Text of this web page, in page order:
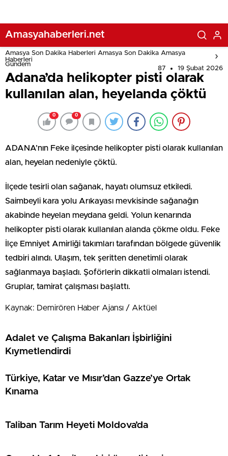
Amasyahaberleri.net
Amasya Son Dakika Haberleri Amasya Son Dakika Amasya
Haberleri
Gündem
87 19 Şubat 2026
Adana’da helikopter pisti olarak
kullanılan alan, heyelanda çöktü
0 0
ADANA’nın Feke ilçesinde helikopter pisti olarak kullanılan
alan, heyelan nedeniyle çöktü.
İlçede tesirli olan sağanak, hayatı olumsuz etkiledi.
Saimbeyli kara yolu Arıkayası mevkisinde sağanağın
akabinde heyelan meydana geldi. Yolun kenarında
helikopter pisti olarak kullanılan alanda çökme oldu. Feke
İlçe Emniyet Amirliği takımları tarafından bölgede güvenlik
tedbiri alındı. Ulaşım, tek şeritten denetimli olarak
sağlanmaya başladı. Şoförlerin dikkatli olmaları istendi.
Gruplar, tamirat çalışması başlattı.
Kaynak: Demirören Haber Ajansı / Aktüel
Adalet ve Çalışma Bakanları İşbirliğini
Kıymetlendirdi
Türkiye, Katar ve Mısır’dan Gazze’ye Ortak
Kınama
Taliban Tarım Heyeti Moldova’da